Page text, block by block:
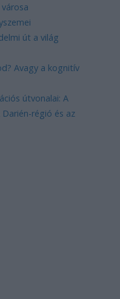
út a világ
Avagy a kognitív
útvonalai: A
régió és az